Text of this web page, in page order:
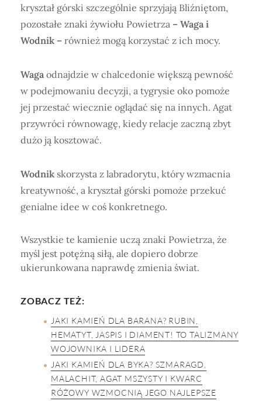
kryształ górski szczególnie sprzyjają Bliźniętom,
pozostałe znaki żywiołu Powietrza – Waga i
Wodnik – również mogą korzystać z ich mocy.
Waga odnajdzie w chalcedonie większą pewność
w podejmowaniu decyzji, a tygrysie oko pomoże
jej przestać wiecznie oglądać się na innych. Agat
przywróci równowagę, kiedy relacje zaczną zbyt
dużo ją kosztować.
Wodnik skorzysta z labradorytu, który wzmacnia
kreatywność, a kryształ górski pomoże przekuć
genialne idee w coś konkretnego.
Wszystkie te kamienie uczą znaki Powietrza, że
myśl jest potężną siłą, ale dopiero dobrze
ukierunkowana naprawdę zmienia świat.
ZOBACZ TEŻ:
JAKI KAMIEŃ DLA BARANA? RUBIN,
HEMATYT, JASPIS I DIAMENT! TO TALIZMANY
WOJOWNIKA I LIDERA
JAKI KAMIEŃ DLA BYKA? SZMARAGD,
MALACHIT, AGAT MSZYSTY I KWARC
RÓŻOWY WZMOCNIĄ JEGO NAJLEPSZE